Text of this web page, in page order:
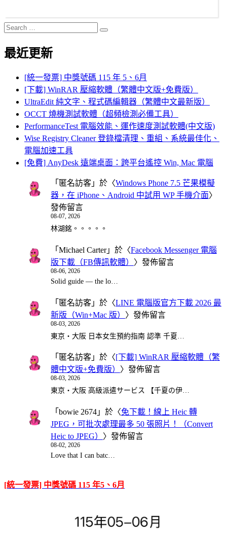
Search
for:
Search
最近更新
[統一發票] 中獎號碼 115 年 5、6月
[下載] WinRAR 壓縮軟體（繁體中文版+免費版）
UltraEdit 純文字、程式碼編輯器（繁體中文最新版）
OCCT 燒機測試軟體（超頻檢測必備工具）
PerformanceTest 電腦效能、運作速度測試軟體(中文版)
Wise Registry Cleaner 登錄檔清理、重組、系統最佳化、
電腦加速工具
[免費] AnyDesk 遠端桌面：跨平台遙控 Win, Mac 電腦
「 匿名訪客 」於〈Windows Phone 7.5 芒果模擬
器，在 iPhone、Android 中試用 WP 手機介面〉
發佈留言
08-07, 2026
林湖銘。。。。。
「 Michael Carter」於〈Facebook Messenger 電腦
版下載（FB傳訊軟體） 〉發佈留言
08-06, 2026
Solid guide — the lo…
「 匿名訪客 」於〈LINE 電腦版官方下載 2026 最
新版（Win+Mac 版） 〉發佈留言
08-03, 2026
東京・大阪 日本女生預約指南 認準 千夏…
「 匿名訪客 」於〈[下載] WinRAR 壓縮軟體（繁
體中文版+免費版） 〉發佈留言
08-03, 2026
東京・大阪 高級派遣サービス 【千夏の伊…
「 bowie 2674 」於〈免下載！線上 Heic 轉
JPEG，可批次處理最多 50 張照片！（Convert
Heic to JPEG） 〉發佈留言
08-02, 2026
Love that I can batc…
[統一發票] 中獎號碼 115 年5、6月